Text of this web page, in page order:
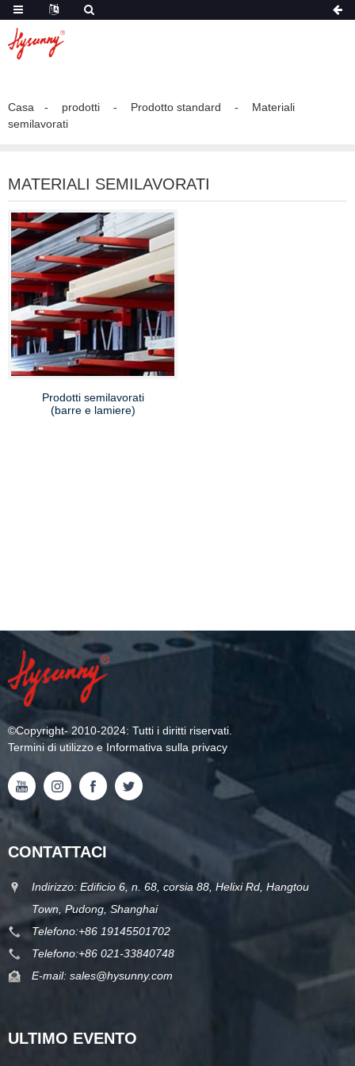
Casa prodotti Prodotto standard
Materiali
semilavorati
MATERIALI SEMILAVORATI
Prodotti semilavorati
(barre e lamiere)
©Copyright- 2010-2024: Tutti i diritti riservati.
Termini di utilizzo e Informativa sulla privacy
CONTATTACI
Indirizzo: Edificio 6, n. 68, corsia 88, Helixi Rd, Hangtou
Town, Pudong, Shanghai
Telefono:+86 19145501702
Telefono:+86 021-33840748
E-mail: sales@hysunny.com
ULTIMO EVENTO